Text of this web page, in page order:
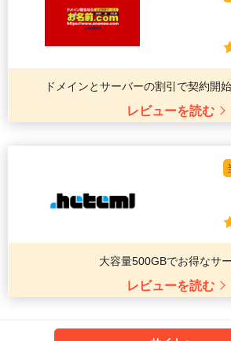
ドメインとサーバーの割引で契約開
レビューを読む
大容量500GBでお得なサ
レビューを読む